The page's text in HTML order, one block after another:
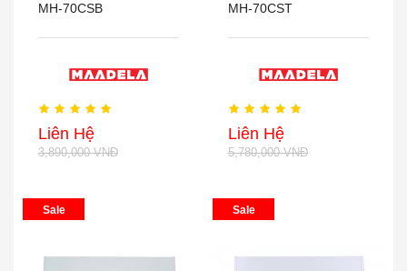
MH-70CSB
Liên Hệ
3,890,000 VNĐ
MH-70CST
Liên Hệ
5,780,000 VNĐ
Sale Sale